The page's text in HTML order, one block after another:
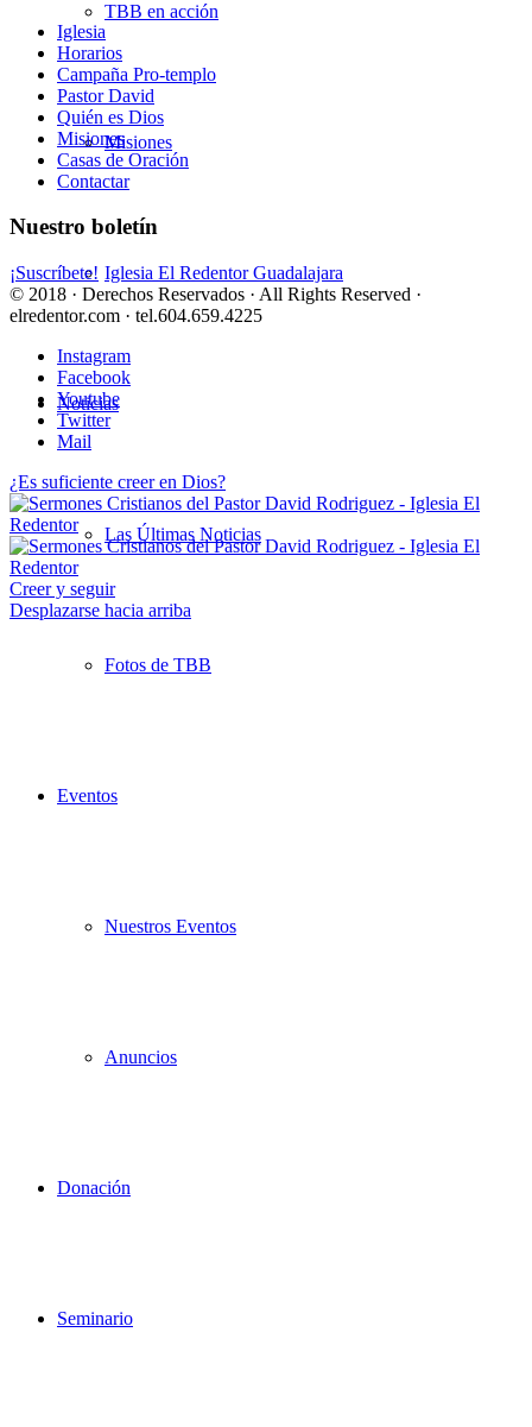
TBB en acción
Misiones
Iglesia El Redentor Guadalajara
Noticias
Las Últimas Noticias
Fotos de TBB
Eventos
Nuestros Eventos
Anuncios
Donación
Seminario
Iglesia
Horarios
Campaña Pro-templo
Pastor David
Quién es Dios
Misiones
Casas de Oración
Contactar
Nuestro boletín
¡Suscríbete!
© 2018 · Derechos Reservados · All Rights Reserved ·
elredentor.com · tel.604.659.4225
Instagram
Facebook
Youtube
Twitter
Mail
¿Es suficiente creer en Dios?
Creer y seguir
Desplazarse hacia arriba